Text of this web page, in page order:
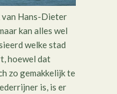
van Hans-Dieter
kan alles wel
welke stad
hoewel dat
zo gemakkelijk te
is, is er